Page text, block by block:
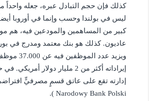
كذلك فإن حجم التبادل عبره، جعله واحداً
ليس في بولندا وحسب وإنما في أوروبا
كبير من المساهمين والمودعين فيه، هم
عاديون. كذلك هو بنك معتمد ومدرج في
ويزيد عدد
إيراداته أكثر من 2 مليار دولار
إدارته تقع على عاتق قسمٍ مصرفيٍّ
Narodowy Bank Polski ).